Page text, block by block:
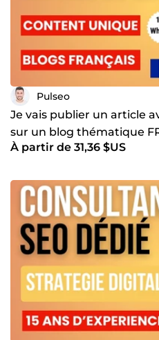
dès aujourd'hui pour
pouvons travailler ensemble
en matière de SEO.
Pulseo
Je vais publier un article
sur un blog thématique
À partir de 31,36 $US